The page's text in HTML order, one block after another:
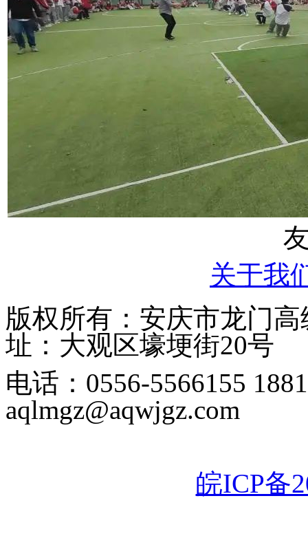
关于我
版权所有：安庆市龙门
址：大观区壕埂街20号
电话：0556-5566155
aqlmgz@aqwjgz.com
皖ICP备